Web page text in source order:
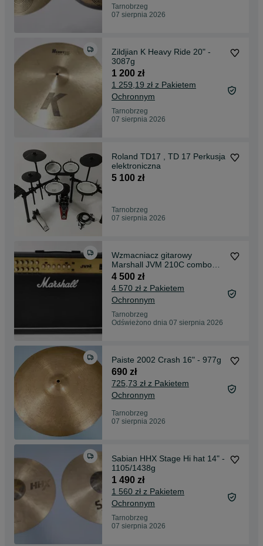
Tarnobrzeg
07 sierpnia 2026
Zildjian K Heavy Ride 20" -
3087g
1 200 zł
1 259,19 zł z Pakietem
Ochronnym
Tarnobrzeg
07 sierpnia 2026
Roland TD17 , TD 17 Perkusja
elektroniczna
5 100 zł
Tarnobrzeg
07 sierpnia 2026
Wzmacniacz gitarowy
Marshall JVM 210C combo
lampowe 100W 2x12"+footsw.
4 500 zł
4 570 zł z Pakietem
Ochronnym
Tarnobrzeg
Odświeżono dnia 07 sierpnia 2026
Paiste 2002 Crash 16" - 977g
690 zł
725,73 zł z Pakietem
Ochronnym
Tarnobrzeg
07 sierpnia 2026
Sabian HHX Stage Hi hat 14" -
1105/1438g
1 490 zł
1 560 zł z Pakietem
Ochronnym
Tarnobrzeg
07 sierpnia 2026